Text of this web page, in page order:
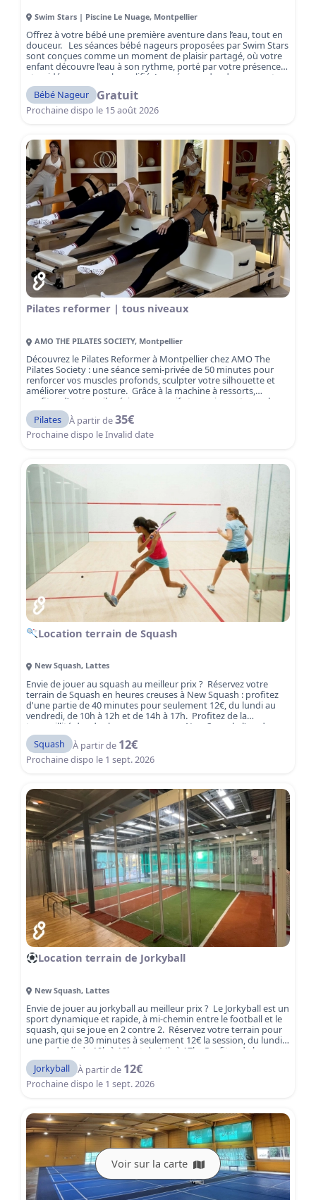
Swim Stars | Piscine Le Nuage, Montpellier
Offrez à votre bébé une première aventure dans l’eau, tout en
douceur. Les séances bébé nageurs proposées par Swim Stars
sont conçues comme un moment de plaisir partagé, où votre
enfant découvre l’eau à son rythme, porté par votre présence
et guidé par un coach qualifié. La présence des deux parents
dans le bassin est encouragée pour accompagner le bébé et
vivre ensemble ce moment de complicité. Entouré d’un cadre
sûr et chaleureux, votre bébé découvre l’eau avec joie,
développe sa confiance et prend ses premiers repères
séance est un temps de complicité, de jeux et de découvertes,
favorisant la confiance et le bien-être dès le plus jeune âge.
Une expérience unique à vivre avec votre enfant… et un
premier pas essentiel vers l’amour de l’eau.
Bébé Nageur Gratuit
Prochaine dispo le 15 août 2026
Pilates reformer | tous niveaux
AMO THE PILATES SOCIETY, Montpellier
Découvrez le Pilates Reformer à Montpellier chez AMO The
Pilates Society : une séance semi-privée de 50 minutes pour
renforcer vos muscles profonds, sculpter votre silhouette et
améliorer votre posture. Grâce à la machine à ressorts,
profitez d’un travail précis, progressif et sans impact pour les
articulations. Idéal pour débuter ou progresser efficacement
séance après séance. Réservez dès maintenant avec le code
MYSPORTSESSION10.
Pilates À partir de35€
Prochaine dispo leInvalid date
Location terrain de Squash
New Squash, Lattes
Envie de jouer au squash au meilleur prix ? Réservez votre
terrain de Squash en heures creuses à New Squash : profitez
d'une partie de 40 minutes pour seulement 12€, du lundi au
vendredi, de 10h à 12h et de 14h à 17h. Profitez de la
tranquillité des des heures creuses au New Squash, l'un des
clubs le plus dynamiques de la région montpelliéraine. New
Squash vous accueille dans un cadre agréable avec 6 terrains
de squash de qualité, adapté aussi bien aux joueurs loisirs
qu'aux compétiteurs.
Montpellier.
Squash À partir de 12€
Prochaine dispo le 1 sept. 2026
Location terrain de Jorkyball
New Squash, Lattes
Envie de jouer au jorkyball au meilleur prix ? Le Jorkyball est un
sport dynamique et rapide, à mi-chemin entre le football et le
squash, qui se joue en 2 contre 2. Réservez votre terrain pour
une partie de 30 minutes à seulement 12€ la session, du lundi
au vendredi, de 10h à 12h et de 14h à 17h. Profitez de la
tranquillité des heures creuses au New Squash, l'un des clubs
les plus dynamiques de la région montpelliéraine. New Squash
vous accueille dans un cadre agréable avec 3 terrains de
jorkyballs modernes.
amusante à Lattes, à deux pas de Montpellier.
Jorkyball À partir de 12€
Prochaine dispo le 1 sept. 2026
Voir sur la carte